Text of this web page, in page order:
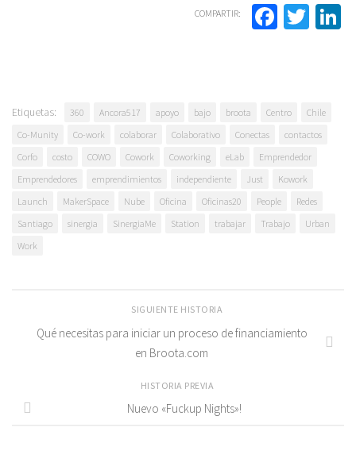
COMPARTIR:
Etiquetas: 360 Ancora517 apoyo bajo broota Centro
Chile
Co-Munity
Co-work colaborar Colaborativo Conectas
contactos
Corfo
costo COWO Cowork Coworking eLab
Emprendedor
Emprendedores
emprendimientos independiente Just
Kowork
Launch
MakerSpace Nube Oficina Oficinas20 People
Redes
Santiago
sinergia SinergiaMe Station trabajar Trabajo
Urban
Work
SIGUIENTE HISTORIA
Qué necesitas para iniciar un proceso de financiamiento
en Broota.com
HISTORIA PREVIA
Nuevo «Fuckup Nights»!